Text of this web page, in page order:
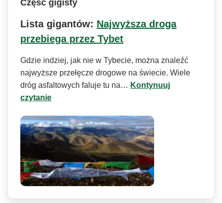
Część gigisty
Lista gigantów: Najwyższa droga
przebiega przez Tybet
Gdzie indziej, jak nie w Tybecie, można znaleźć
najwyższe przełęcze drogowe na świecie. Wiele
dróg asfaltowych faluje tu na… Kontynuuj
czytanie